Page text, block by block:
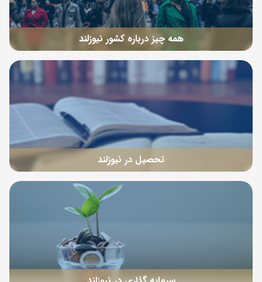
همه چیز درباره کشور نیوزلند
تحصیل در نیوزلند